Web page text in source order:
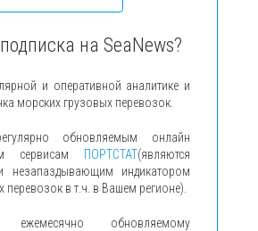
на SeaNews?
и оперативной аналитике и
морских грузовых перевозок.
обновляемым онлайн
сервисам ПОРТСТАТ(являются
незапаздывающим индикатором
перевозок в т.ч. в Вашем регионе).
обновляемому